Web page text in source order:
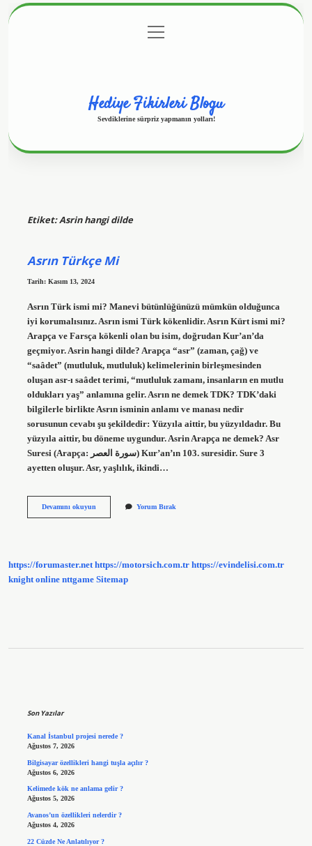
Gizlilik Politikası
menüyü
aç
Hediye Fikirleri Blogu
Sevdiklerine sürpriz yapmanın yolları!
Etiket:Asrin hangi dilde
Asrın Türkçe Mi
Tarih: Kasım 13, 2024
Asrın Türk ismi mi? Manevi bütünlüğünüzü mümkün olduğunca
iyi korumalısınız. Asrın ismi Türk kökenlidir. Asrın Kürt ismi mi?
Arapça ve Farsça kökenli olan bu isim, doğrudan Kur’an’da
geçmiyor. Asrin hangi dilde? Arapça “asr” (zaman, çağ) ve
“saâdet” (mutluluk, mutluluk) kelimelerinin birleşmesinden
oluşan asr-ı saâdet terimi, “mutluluk zamanı, insanların en mutlu
oldukları yaş” anlamına gelir. Asrın ne demek TDK? TDK’daki
bilgilerle birlikte Asrın isminin anlamı ve manası nedir
sorusunun cevabı şu şekildedir: Yüzyıla aittir, bu yüzyıldadır. Bu
yüzyıla aittir, bu döneme uygundur. Asrin Arapça ne demek? Asr
Suresi (Arapça: سورة العصر) Kur’an’ın 103. suresidir. Sure 3
ayetten oluşur. Asr, yaşlılık, ikindi…
Devamını okuyunAsrın
Yorum Bırak
https://forumaster.net https://motorsich.com.tr https://evindelisi.com.tr
knight online nttgame Sitemap
Son Yazılar
Kanal İstanbul projesi nerede ?
Ağustos 7, 2026
Bilgisayar özellikleri hangi tuşla açılır ?
Ağustos 6, 2026
Kelimede kök ne anlama gelir ?
Ağustos 5, 2026
Avanos’un özellikleri nelerdir ?
Ağustos 4, 2026
22 Cüzde Ne Anlatılıyor ?